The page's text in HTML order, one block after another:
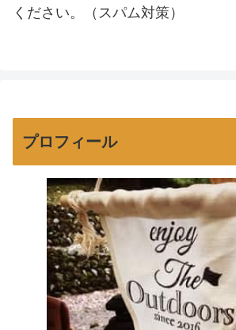
ください。（スパム対策）
プロフィール